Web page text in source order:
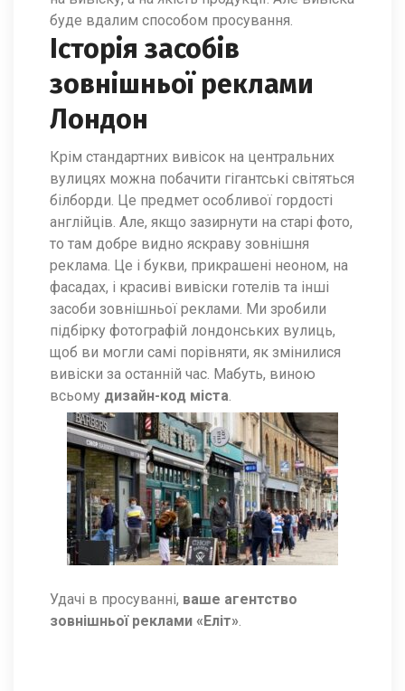
буде вдалим способом просування.
Історія засобів
зовнішньої реклами
Лондон
Крім стандартних вивісок на центральних
вулицях можна побачити гігантські світяться
білборди. Це предмет особливої ​​гордості
англійців. Але, якщо зазирнути на старі фото,
то там добре видно яскраву зовнішня
реклама. Це і букви, прикрашені неоном, на
фасадах, і красиві вивіски готелів та інші
засоби зовнішньої реклами. Ми зробили
підбірку фотографій лондонських вулиць,
щоб ви могли самі порівняти, як змінилися
вивіски за останній час. Мабуть, виною
всьому дизайн-код міста
Удачі в просуванні, ваше агентство
зовнішньої реклами «Еліт»